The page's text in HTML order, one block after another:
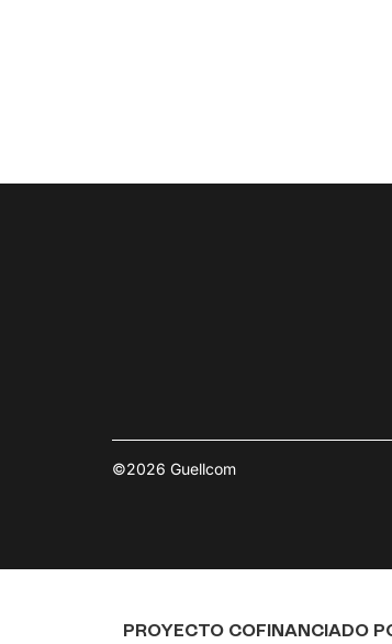
©2026 Guellcom
PROYECTO COFINANCIADO